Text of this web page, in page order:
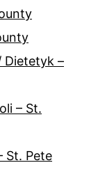
Dietetyk –
– St.
St. Pete